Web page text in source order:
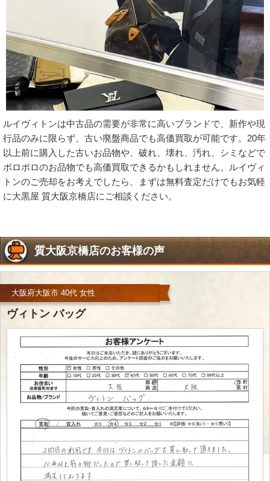
ルイヴィトンは中古品の需要が非常に高いブランドで、新作や現
行品のみに限らず、古い廃盤商品でも高価買取が可能です。20年
以上前に購入した古いお品物や、破れ、壊れ、汚れ、シミなどで
ボロボロのお品物でも高価買取できるかもしれません。ルイヴィ
トンのご売却をお考えでしたら、まずは無料査定だけでもお気軽
に大黒屋 質大阪京橋店にご相談ください。
質大阪京橋店のお客様の声
大阪府大阪市 40代 女性
ヴィトン バッグ